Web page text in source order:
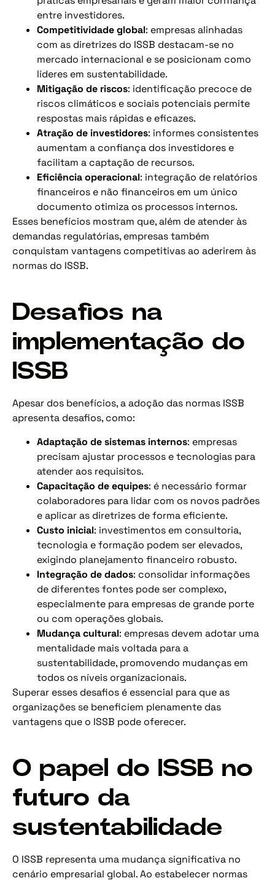
entre investidores.
Competitividade global: empresas alinhadas
com as diretrizes do ISSB destacam-se no
mercado internacional e se posicionam como
líderes em sustentabilidade.
Mitigação de riscos: identificação precoce de
riscos climáticos e sociais potenciais permite
respostas mais rápidas e eficazes.
Atração de investidores: informes consistentes
aumentam a confiança dos investidores e
facilitam a captação de recursos.
Eficiência operacional: integração de relatórios
financeiros e não financeiros em um único
documento otimiza os processos internos.
Esses benefícios mostram que, além de atender às
demandas regulatórias, empresas também
conquistam vantagens competitivas ao aderirem às
normas do ISSB.
Desafios na
implementação do
ISSB
Apesar dos benefícios, a adoção das normas ISSB
apresenta desafios, como:
Adaptação de sistemas internos: empresas
precisam ajustar processos e tecnologias para
atender aos requisitos.
Capacitação de equipes: é necessário formar
colaboradores para lidar com os novos padrões
e aplicar as diretrizes de forma eficiente.
Custo inicial: investimentos em consultoria,
tecnologia e formação podem ser elevados,
exigindo planejamento financeiro robusto.
Integração de dados: consolidar informações
de diferentes fontes pode ser complexo,
especialmente para empresas de grande porte
ou com operações globais.
Mudança cultural: empresas devem adotar uma
mentalidade mais voltada para a
sustentabilidade, promovendo mudanças em
todos os níveis organizacionais.
Superar esses desafios é essencial para que as
organizações se beneficiem plenamente das
vantagens que o ISSB pode oferecer.
O papel do ISSB no
futuro da
sustentabilidade
O ISSB representa uma mudança significativa no
cenário empresarial global. Ao estabelecer normas